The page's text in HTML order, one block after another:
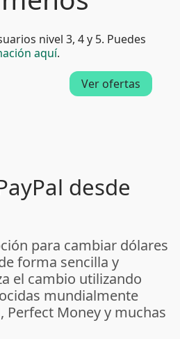
nivel 3, 4 y 5. Puedes
aquí.
Ver ofertas
desde
para cambiar dólares
forma sencilla y
el cambio utilizando
mundialmente
Perfect Money y muchas